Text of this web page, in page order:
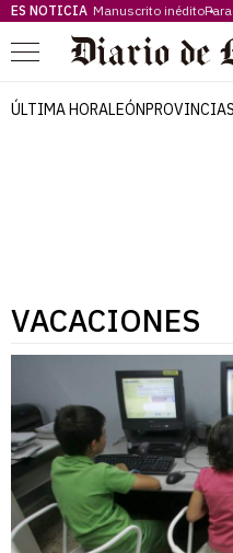
ES NOTICIA Manuscrito inédito
Menú
ÚLTIMA HORALEÓNPROVINCIA
VACACIONES